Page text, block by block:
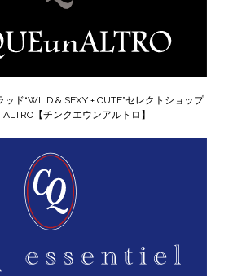
ド“WILD & SEXY + CUTE”セレクトショップ
【チンクエウンアルトロ】